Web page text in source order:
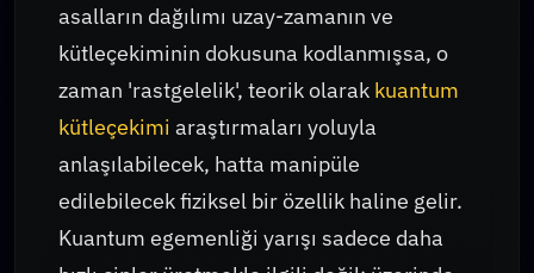
asalların dağılımı uzay-zamanın ve
kütleçekiminin dokusuna kodlanmışsa, o
zaman 'rastgelelik', teorik olarak kuantum
kütleçekimi araştırmaları yoluyla
anlaşılabilecek, hatta manipüle
edilebilecek fiziksel bir özellik haline gelir.
Kuantum egemenliği yarışı sadece daha